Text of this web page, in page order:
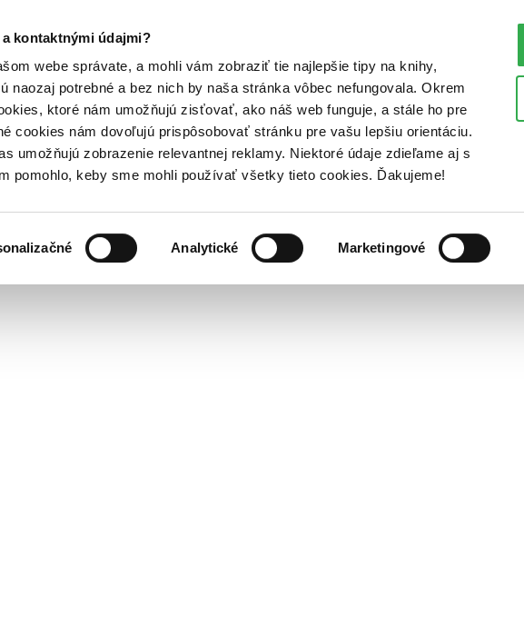
kontaktnými údajmi?
webe správate, a mohli vám zobraziť tie najlepšie tipy na knihy,
naozaj potrebné a bez nich by naša stránka vôbec nefungovala. Okrem
ktoré nám umožňujú zisťovať, ako náš web funguje, a stále ho pre
cookies nám dovoľujú prispôsobovať stránku pre vašu lepšiu orientáciu.
umožňujú zobrazenie relevantnej reklamy. Niektoré údaje zdieľame aj s
pomohlo, keby sme mohli používať všetky tieto cookies. Ďakujeme!
Analytické Marketingové